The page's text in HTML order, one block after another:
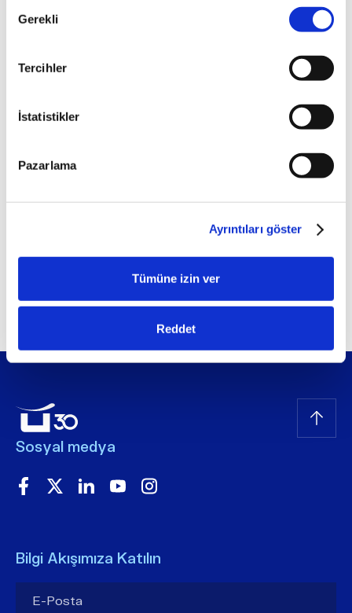
Seçimi
Gerekli
Tercihler
İstatistikler
Pazarlama
Ayrıntıları göster
Tümüne izin ver
Reddet
Sosyal medya
Bilgi Akışımıza Katılın